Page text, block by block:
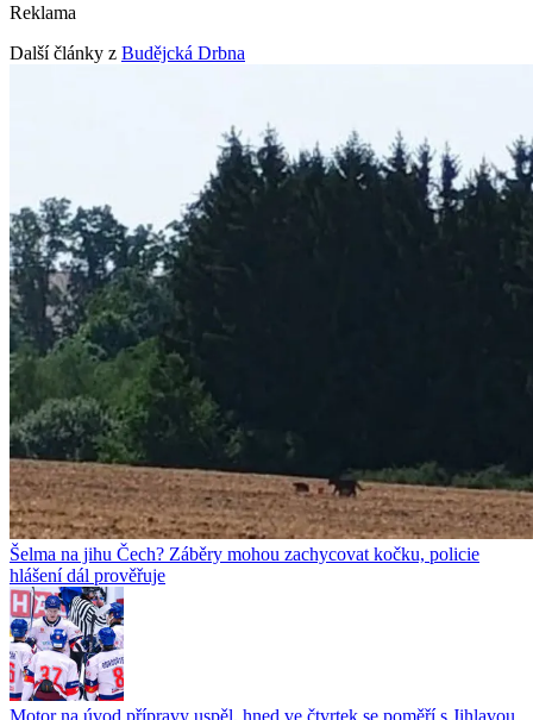
Reklama
Další články z Budějcká Drbna
Šelma na jihu Čech? Záběry mohou zachycovat kočku, policie
hlášení dál prověřuje
Motor na úvod přípravy uspěl, hned ve čtvrtek se poměří s Jihlavou